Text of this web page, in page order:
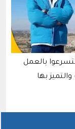
بالعمل
بها